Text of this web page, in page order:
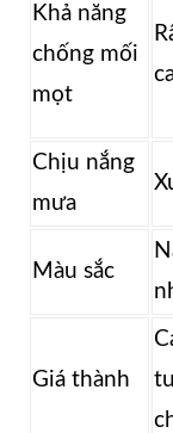
Khả năng
chống mối
mọt
Chịu nắng
mưa
Màu sắc
Giá thành